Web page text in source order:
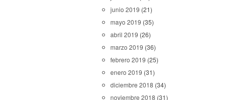
junio 2019 (21)
mayo 2019 (35)
abril 2019 (26)
marzo 2019 (36)
febrero 2019 (25)
enero 2019 (31)
diciembre 2018 (34)
noviembre 2018 (31)